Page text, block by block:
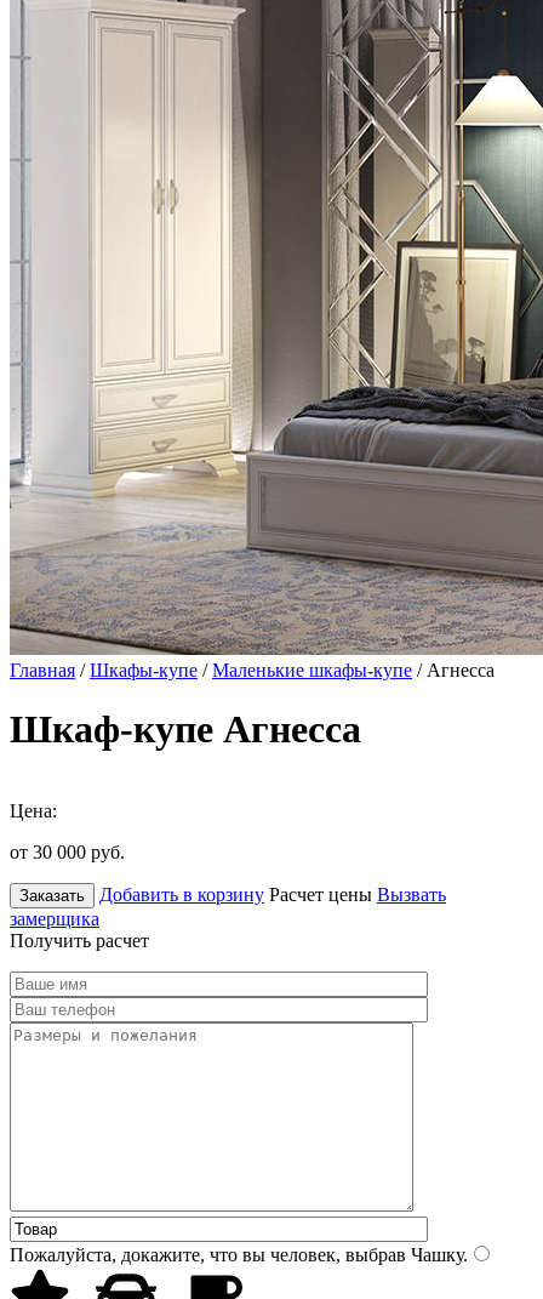
Главная /Шкафы-купе /Маленькие шкафы-купе / Агнесса
Шкаф-купе Агнесса
Цена:
от 30 000 руб.
Заказать Добавить в корзину Расчет цены Вызвать
замерщика
Получить расчет
Пожалуйста, докажите, что вы человек, выбрав Чашку.